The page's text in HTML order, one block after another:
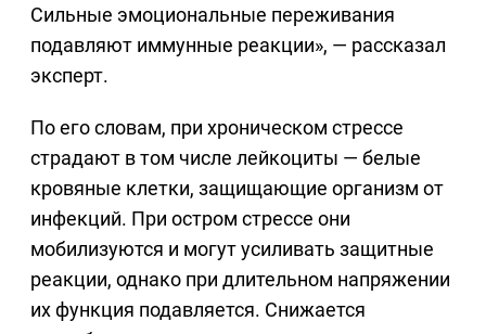
Сильные эмоциональные переживания
подавляют иммунные реакции», — рассказал
эксперт.
По его словам, при хроническом стрессе
страдают в том числе лейкоциты — белые
кровяные клетки, защищающие организм от
инфекций. При остром стрессе они
мобилизуются и могут усиливать защитные
реакции, однако при длительном напряжении
их функция подавляется. Снижается